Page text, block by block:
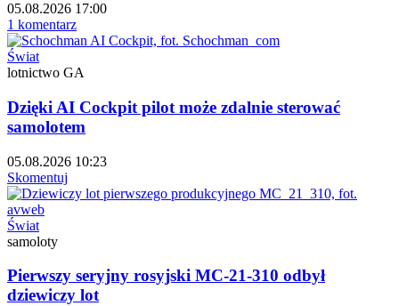
05.08.2026 17:00
1 komentarz
Świat
lotnictwo GA
Dzięki AI Cockpit pilot może zdalnie sterować
samolotem
05.08.2026 10:23
Skomentuj
Świat
samoloty
Pierwszy seryjny rosyjski MC-21-310 odbył
dziewiczy lot